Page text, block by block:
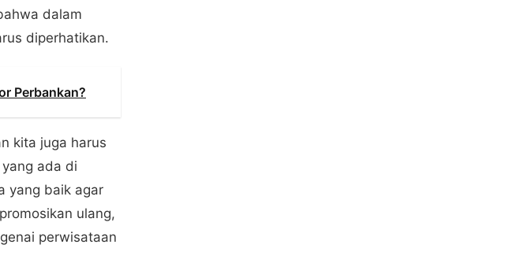
dalam
diperhatikan.
Perbankan?
kita juga harus
ada di
yang baik agar
ulang,
perwisataan